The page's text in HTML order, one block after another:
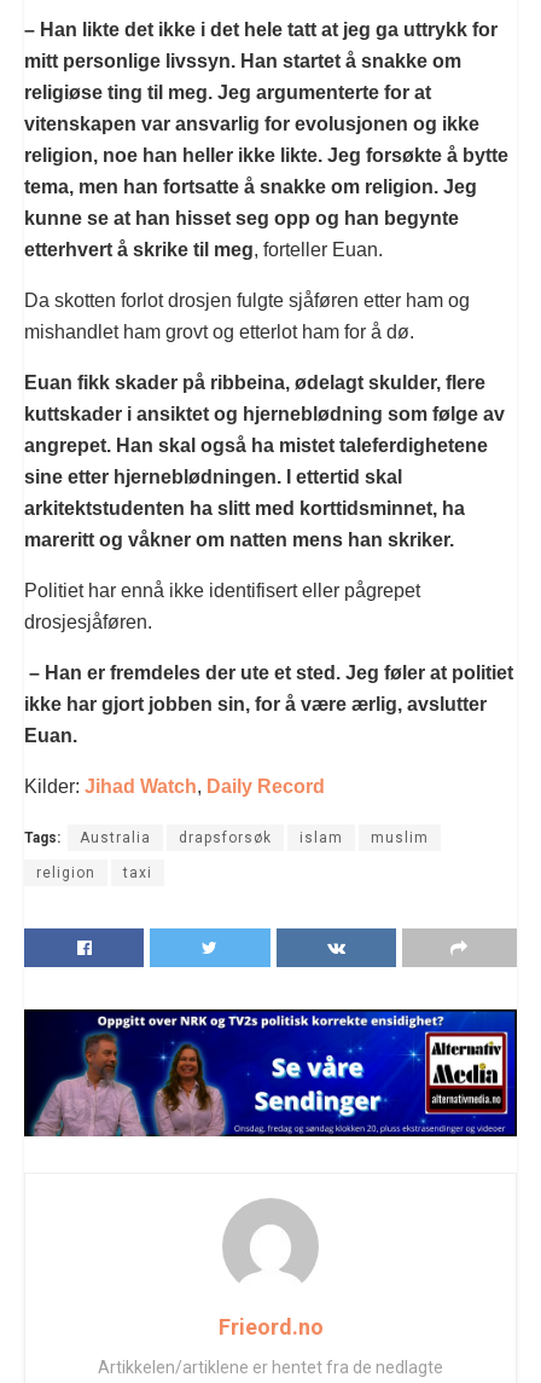
– Han likte det ikke i det hele tatt at jeg ga uttrykk for
mitt personlige livssyn. Han startet å snakke om
religiøse ting til meg. Jeg argumenterte for at
vitenskapen var ansvarlig for evolusjonen og ikke
religion, noe han heller ikke likte. Jeg forsøkte å bytte
tema, men han fortsatte å snakke om religion. Jeg
kunne se at han hisset seg opp og han begynte
etterhvert å skrike til meg, forteller Euan.
Da skotten forlot drosjen fulgte sjåføren etter ham og
mishandlet ham grovt og etterlot ham for å dø.
Euan fikk skader på ribbeina, ødelagt skulder, flere
kuttskader i ansiktet og hjerneblødning som følge av
angrepet. Han skal også ha mistet taleferdighetene
sine etter hjerneblødningen. I ettertid skal
arkitektstudenten ha slitt med korttidsminnet, ha
mareritt og våkner om natten mens han skriker.
Politiet har ennå ikke identifisert eller pågrepet
drosjesjåføren.
– Han er fremdeles der ute et sted. Jeg føler at politiet
ikke har gjort jobben sin, for å være ærlig, avslutter
Euan.
Kilder: Jihad Watch, Daily Record
Tags: Australia drapsforsøk islam muslim
religion taxi
Frieord.no
Artikkelen/artiklene er hentet fra de nedlagte